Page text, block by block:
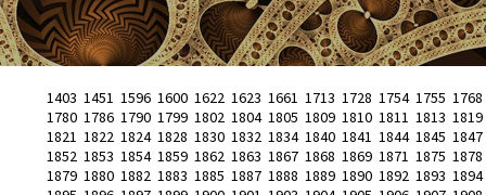
1403 1451 1596 1600 1622 1623 1661 1713 1728 1754 1755 1768
1780 1786 1790 1799 1802 1804 1805 1809 1810 1811 1813 1819
1821 1822 1824 1828 1830 1832 1834 1840 1841 1844 1845 1847
1852 1853 1854 1859 1862 1863 1867 1868 1869 1871 1875 1878
1879 1880 1882 1883 1885 1887 1888 1889 1890 1892 1893 1894